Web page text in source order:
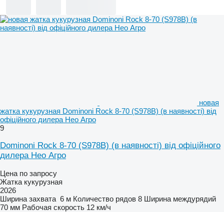
новая
жатка кукурузная Dominoni Rock 8-70 (S978B) (в наявності) від
офіційного дилера Нео Агро
9
Dominoni Rock 8-70 (S978B) (в наявності) від офіційного
дилера Нео Агро
Цена по запросу
Жатка кукурузная
2026
Ширина захвата 6 м Количество рядов 8 Ширина междурядий
70 мм Рабочая скорость 12 км/ч